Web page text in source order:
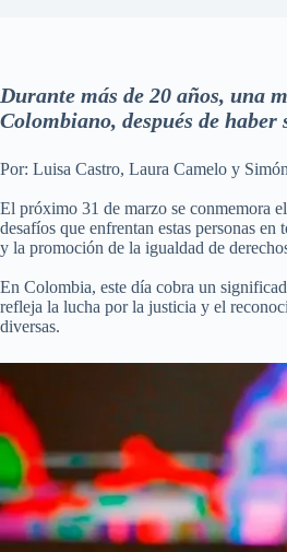
Durante más de 20 años, una
Colombiano, después de
Por: Luisa Castro, Laura Camelo y
El próximo 31 de marzo se conmemora
desafíos que enfrentan estas personas
y la promoción de la igualdad de
En Colombia, este día cobra un
refleja la lucha por la justicia y el
diversas.